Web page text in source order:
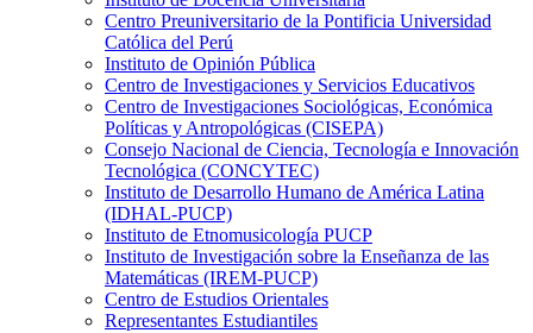
Centro Preuniversitario de la Pontificia Universidad
Católica del Perú
Instituto de Opinión Pública
Centro de Investigaciones y Servicios Educativos
Centro de Investigaciones Sociológicas, Económica
Políticas y Antropológicas (CISEPA)
Consejo Nacional de Ciencia, Tecnología e Innovación
Tecnológica (CONCYTEC)
Instituto de Desarrollo Humano de América Latina
(IDHAL-PUCP)
Instituto de Etnomusicología PUCP
Instituto de Investigación sobre la Enseñanza de las
Matemáticas (IREM-PUCP)
Centro de Estudios Orientales
Representantes Estudiantiles